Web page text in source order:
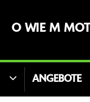
O WIE M
ANGEBOTE